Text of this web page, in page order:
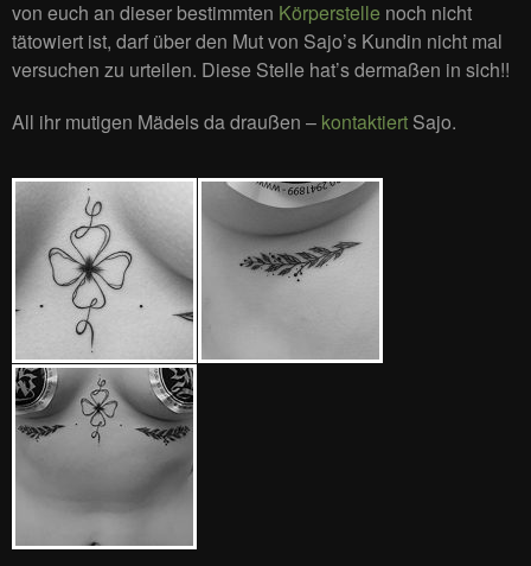
von euch an dieser bestimmten Körperstelle noch nicht
tätowiert ist, darf über den Mut von Sajo’s Kundin nicht mal
versuchen zu urteilen. Diese Stelle hat’s dermaßen in sich!!
All ihr mutigen Mädels da draußen – kontaktiert Sajo.